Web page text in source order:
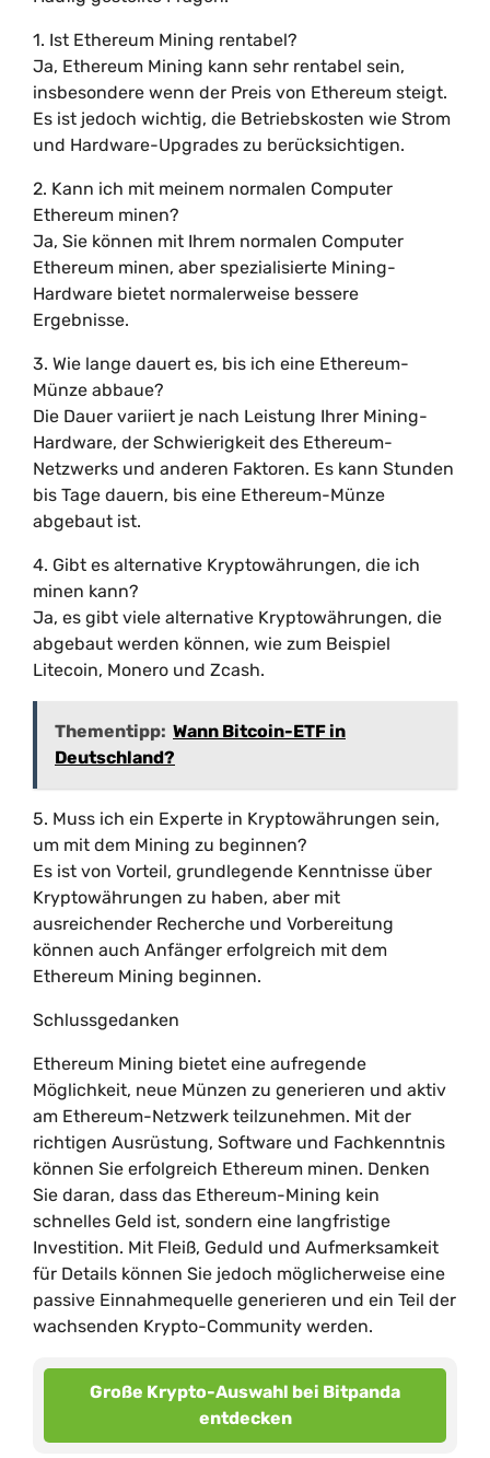
1. Ist Ethereum Mining rentabel?
Ja, Ethereum Mining kann sehr rentabel sein,
insbesondere wenn der Preis von Ethereum steigt.
Es ist jedoch wichtig, die Betriebskosten wie Strom
und Hardware-Upgrades zu berücksichtigen.
2. Kann ich mit meinem normalen Computer
Ethereum minen?
Ja, Sie können mit Ihrem normalen Computer
Ethereum minen, aber spezialisierte Mining-
Hardware bietet normalerweise bessere
Ergebnisse.
3. Wie lange dauert es, bis ich eine Ethereum-
Münze abbaue?
Die Dauer variiert je nach Leistung Ihrer Mining-
Hardware, der Schwierigkeit des Ethereum-
Netzwerks und anderen Faktoren. Es kann Stunden
bis Tage dauern, bis eine Ethereum-Münze
abgebaut ist.
4. Gibt es alternative Kryptowährungen, die ich
minen kann?
Ja, es gibt viele alternative Kryptowährungen, die
abgebaut werden können, wie zum Beispiel
Litecoin, Monero und Zcash.
Thementipp: Wann Bitcoin-ETF in
Deutschland?
5. Muss ich ein Experte in Kryptowährungen sein,
um mit dem Mining zu beginnen?
Es ist von Vorteil, grundlegende Kenntnisse über
Kryptowährungen zu haben, aber mit
ausreichender Recherche und Vorbereitung
können auch Anfänger erfolgreich mit dem
Ethereum Mining beginnen.
Schlussgedanken
Ethereum Mining bietet eine aufregende
Möglichkeit, neue Münzen zu generieren und aktiv
am Ethereum-Netzwerk teilzunehmen. Mit der
richtigen Ausrüstung, Software und Fachkenntnis
können Sie erfolgreich Ethereum minen. Denken
Sie daran, dass das Ethereum-Mining kein
schnelles Geld ist, sondern eine langfristige
Investition. Mit Fleiß, Geduld und Aufmerksamkeit
für Details können Sie jedoch möglicherweise eine
passive Einnahmequelle generieren und ein Teil der
wachsenden Krypto-Community werden.
Große Krypto-Auswahl bei Bitpanda
entdecken